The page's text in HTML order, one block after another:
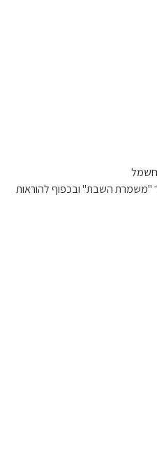
"משמרת השבת" ובכפוף להוראות